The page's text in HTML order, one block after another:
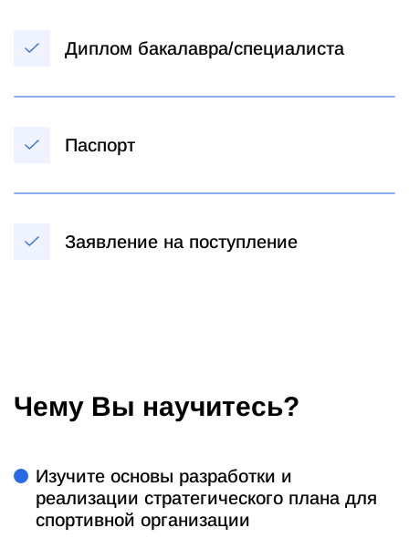
Диплом бакалавра/специалиста
Паспорт
Заявление на поступление
Чему Вы научитесь?
Изучите основы разработки и
реализации стратегического плана для
спортивной организации